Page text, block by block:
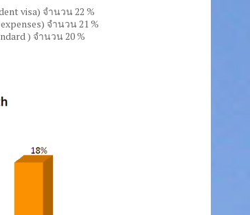
visa) จำนวน 22 %
จำนวน 21 %
) จำนวน 20 %